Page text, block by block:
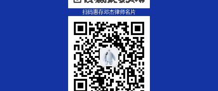
扫码惠存邓杰律师名片